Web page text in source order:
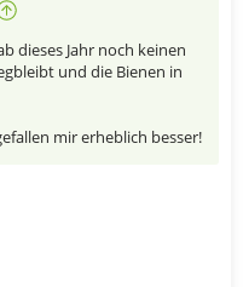
dieses Jahr noch keinen
und die Bienen in
mir erheblich besser!